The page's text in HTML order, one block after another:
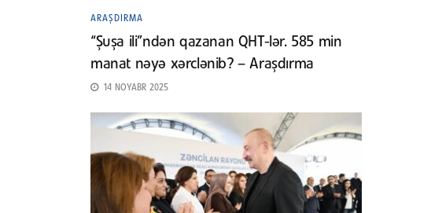
ARAŞDIRMA
“Şuşa ili”ndən qazanan QHT-lər. 585 min
manat nəyə xərclənib? – Araşdırma
14 NOYABR 2025